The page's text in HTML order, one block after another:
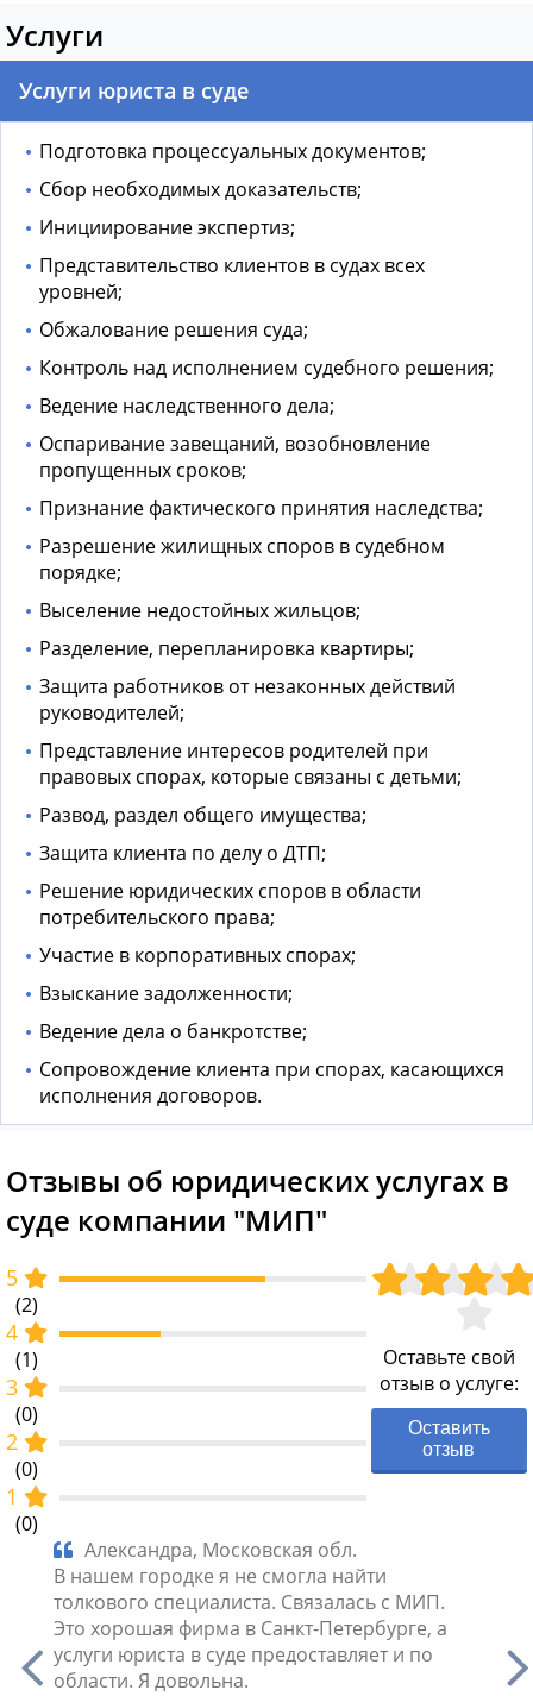
Услуги
Услуги юриста в суде
Подготовка процессуальных документов;
Сбор необходимых доказательств;
Инициирование экспертиз;
Представительство клиентов в судах всех
уровней;
Обжалование решения суда;
Контроль над исполнением судебного решения;
Ведение наследственного дела;
Оспаривание завещаний, возобновление
пропущенных сроков;
Признание фактического принятия наследства;
Разрешение жилищных споров в судебном
порядке;
Выселение недостойных жильцов;
Разделение, перепланировка квартиры;
Защита работников от незаконных действий
руководителей;
Представление интересов родителей при
правовых спорах, которые связаны с детьми;
Развод, раздел общего имущества;
Защита клиента по делу о ДТП;
Решение юридических споров в области
потребительского права;
Участие в корпоративных спорах;
Взыскание задолженности;
Ведение дела о банкротстве;
Сопровождение клиента при спорах, касающихся
исполнения договоров.
Отзывы об юридических услугах в
суде компании "МИП"
5
(2)
4
(1)
3
(0)
2
(0)
1
(0)
Оставьте свой
отзыв о услуге:
Оставить
отзыв
не
Александра, Московская обл.
В нашем городке я не смогла найти
толкового специалиста. Связалась с МИП.
Это хорошая фирма в Санкт-Петербурге, а
услуги юриста в суде предоставляет и по
области. Я довольна.